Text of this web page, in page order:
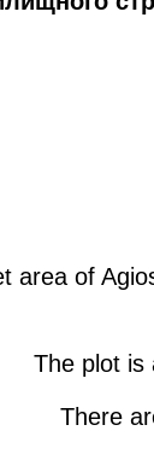
area of
The plot is
There